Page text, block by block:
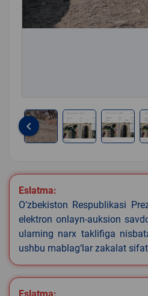
of
6
keyboard_arrow_left
Eslatma:
O‘zbekiston Respublikasi
elektron onlayn-auksion
ularning narx taklifiga
ushbu mablag‘lar zakalat
Eslatma: